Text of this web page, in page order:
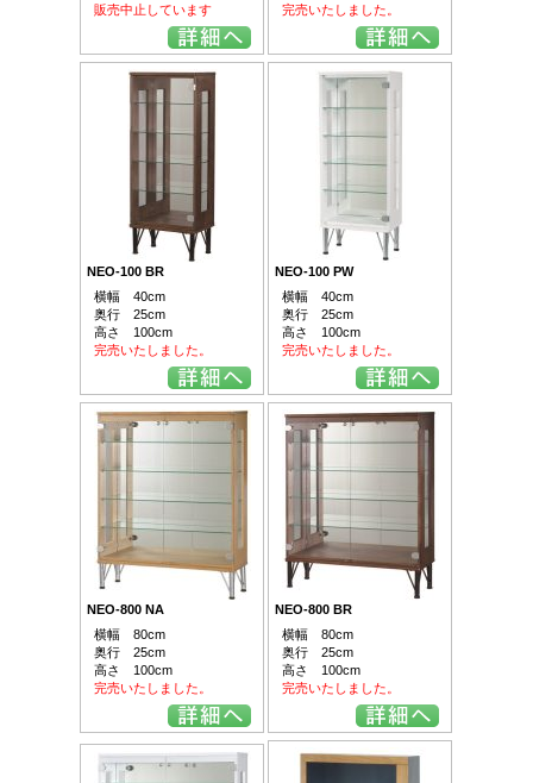
販売中止しています
完売いたしました。
NEO-100 BR
横幅 40cm
奥行 25cm
高さ 100cm
完売いたしました。
NEO-100 PW
横幅 40cm
奥行 25cm
高さ 100cm
完売いたしました。
NEO-800 NA
横幅 80cm
奥行 25cm
高さ 100cm
完売いたしました。
NEO-800 BR
横幅 80cm
奥行 25cm
高さ 100cm
完売いたしました。